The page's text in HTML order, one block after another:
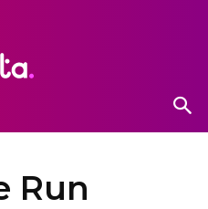
Run